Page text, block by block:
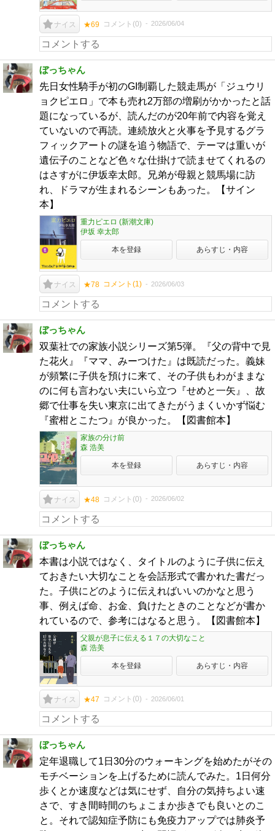
ナイス ★69 コメント(0) 2026/06/04
ぼっちゃん
先日女性騎手が初のGI制覇した競走馬が「ジュウリ
ョクピエロ」で本も売れ2万部の増刷がかかったと話
題になっているが、読んだのが20年前で内容を覚え
ていないので再読。連続放火と火事を予見するグラ
フィックアートの謎を追う物語で、テーマは重いが
遺伝子のことなど色々な仕掛けで読ませてくれるの
はさすがに伊坂幸太郎。兄弟が母親と競馬場に訪
れ、ドラマが生まれるシーンもあった。【サイン
本】
重力ピエロ (新潮文庫)
伊坂 幸太郎
本を登録 あらすじ・内容
ナイス ★78 コメント(1) 2026/06/03
ぼっちゃん
双葉社での家族小説シリーズ第5弾。『父の背中で見
た花火』『ママ、みーつけた』は既読だった。義妹
が頻繁に子供を預けに来て、その子供もわがままな
のに何も言わない夫にいら立つ『せめと一矢』、故
郷で仕事を失い東京に出てきたがうまくいかず悩む
『蜜柑とこたつ』が良かった。【図書館本】
家族の分け前
森 浩美
本を登録 あらすじ・内容
ナイス ★48 コメント(0) 2026/06/02
ぼっちゃん
本書は小説ではなく、タイトルのように子供に伝え
ておきたい大切なことを会話形式で書かれた書だっ
た。子供にどのように伝えればいいのかなと思う
事、例えば命、お金、負けたときのことなどが書か
れているので、参考にはなると思う。【図書館本】
父親が息子に伝える１７の大切なこと
森 浩美
本を登録 あらすじ・内容
ナイス ★47 コメント(0) 2026/06/01
ぼっちゃん
定年退職して1日30分のウォーキングを始めたがその
モチベーションを上げるために読んでみた。1日何分
歩くとか速度などは気にせず、自分の気持ちよい速
さで、すき間時間のちょこまか歩きでも良いとのこ
と。それで認知症予防にも免疫力アップでは肺炎予